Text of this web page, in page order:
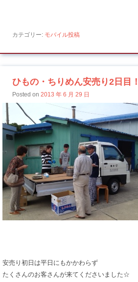
カテゴリー: モバイル投稿
ひもの・ちりめん安売り2日目
Posted on 2013 年 6 月 29 日
安売り初日は平日にもかかわらず
たくさんのお客さんが来てくださいました☆